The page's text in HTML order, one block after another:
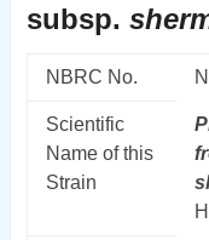
subsp.
NBRC No.
Scientific
Name of this
Strain